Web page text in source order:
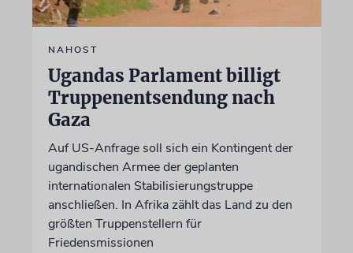
NAHOST
Ugandas Parlament billigt
Truppenentsendung nach
Gaza
Auf US-Anfrage soll sich ein Kontingent der
ugandischen Armee der geplanten
internationalen Stabilisierungstruppe
anschließen. In Afrika zählt das Land zu den
größten Truppenstellern für
Friedensmissionen